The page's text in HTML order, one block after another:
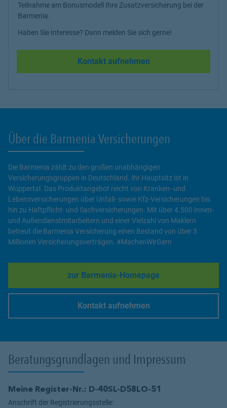
Teilnahme am Bonusmodell Ihre Zusatzversicherung bei der
Barmenia.
Haben Sie Interesse? Dann melden Sie sich gerne!
Kontakt aufnehmen
Über die Barmenia Versicherungen
Die Barmenia zählt zu den großen unabhängigen
Versicherungsgruppen in Deutschland. Ihr Hauptsitz ist in
Wuppertal. Das Produktangebot reicht von Kranken- und
Lebensversicherungen über Unfall- sowie Kfz-Versicherungen bis
hin zu Haftpflicht- und Sachversicherungen. Mit über 4.500 Innen-
und Außendienstmitarbeitern und einer Vielzahl von Maklern
betreut die Barmenia Versicherung einen Bestand von über 3
Millionen Versicherungsverträgen. #MachenWirGern
zur Barmenia-Homepage
Link Opens in New Tab
Kontakt aufnehmen
Beratungsgrundlagen und Impressum
Meine Register-Nr.: D-40SL-D58LO-51
Anschrift der Registrierungsstelle: